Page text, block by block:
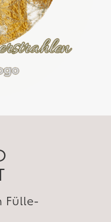
Fülle-